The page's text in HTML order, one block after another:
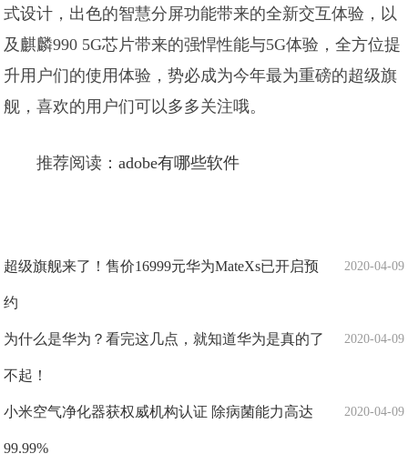
式设计，出色的智慧分屏功能带来的全新交互体验，以
及麒麟990 5G芯片带来的强悍性能与5G体验，全方位提
升用户们的使用体验，势必成为今年最为重磅的超级旗
舰，喜欢的用户们可以多多关注哦。
推荐阅读：adobe有哪些软件
2020-04-09
超级旗舰来了！售价16999元华为MateXs已开启预
约
2020-04-09
为什么是华为？看完这几点，就知道华为是真的了
不起！
2020-04-09
小米空气净化器获权威机构认证 除病菌能力高达
99.99%